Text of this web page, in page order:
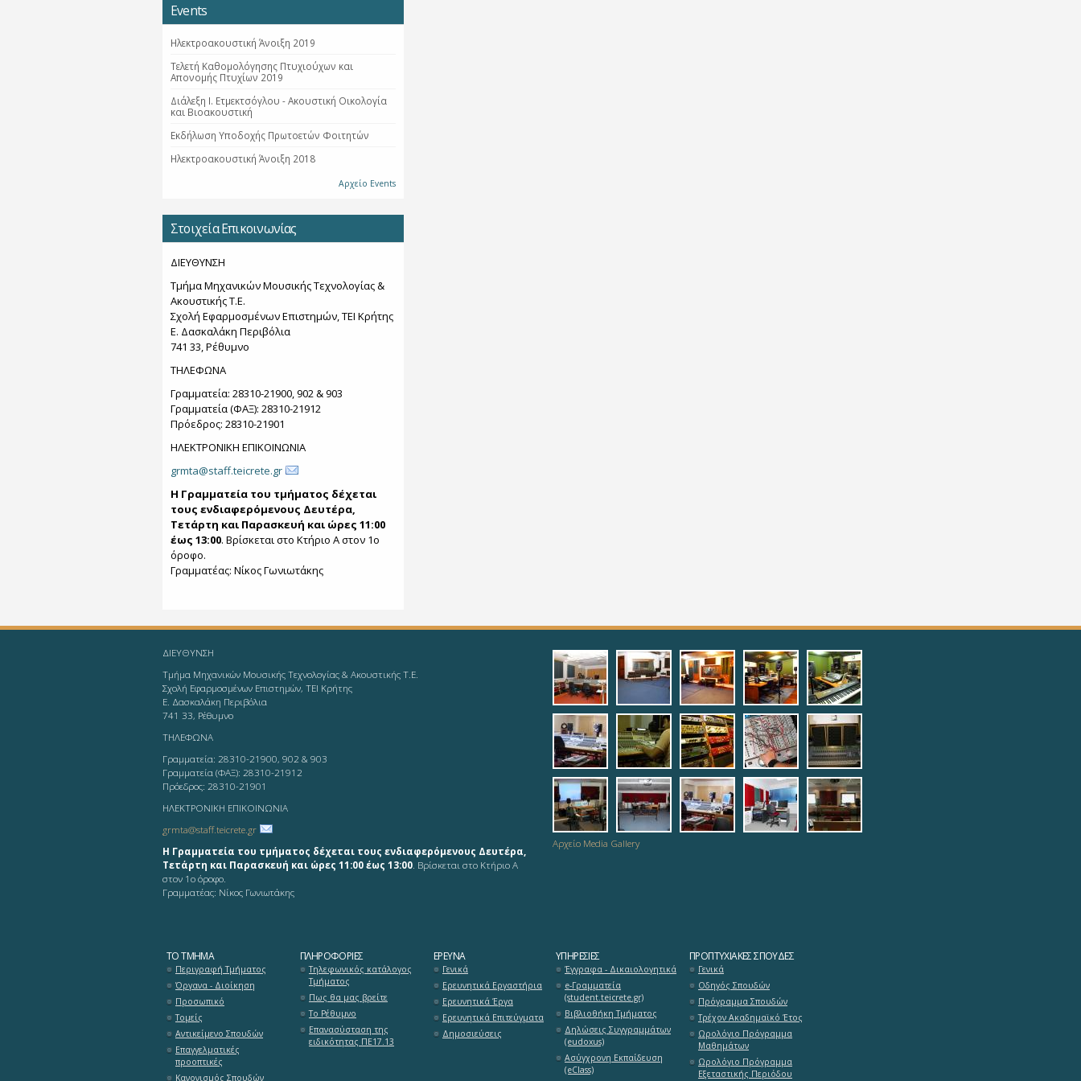
Events
Ηλεκτροακουστική Άνοιξη 2019
Τελετή Καθομολόγησης Πτυχιούχων και
Απονομής Πτυχίων 2019
Διάλεξη Ι. Ετμεκτσόγλου - Ακουστική Οικολογία
και Βιοακουστική
Εκδήλωση Υποδοχής Πρωτοετών Φοιτητών
Ηλεκτροακουστική Άνοιξη 2018
Αρχείο Events
Στοιχεία Επικοινωνίας
ΔΙΕΥΘΥΝΣΗ
Τμήμα Μηχανικών Μουσικής Τεχνολογίας &
Ακουστικής Τ.Ε.
Σχολή Εφαρμοσμένων Επιστημών, ΤΕΙ Κρήτης
Ε. Δασκαλάκη Περιβόλια
741 33, Ρέθυμνο
ΤΗΛΕΦΩΝΑ
Γραμματεία: 28310-21900, 902 & 903
Γραμματεία (ΦΑΞ): 28310-21912
Πρόεδρος: 28310-21901
ΗΛΕΚΤΡΟΝΙΚΗ ΕΠΙΚΟΙΝΩΝΙΑ
grmta@staff.teicrete.gr
Η Γραμματεία του τμήματος δέχεται
τους ενδιαφερόμενους Δευτέρα,
Τετάρτη και Παρασκευή και ώρες 11:00
έως 13:00. Βρίσκεται στο Κτήριο Α στον 1ο
όροφο.
Γραμματέας: Νίκος Γωνιωτάκης
ΔΙΕΥΘΥΝΣΗ
Τμήμα Μηχανικών Μουσικής Τεχνολογίας & Ακουστικής Τ.Ε.
Σχολή Εφαρμοσμένων Επιστημών, ΤΕΙ Κρήτης
Ε. Δασκαλάκη Περιβόλια
741 33, Ρέθυμνο
ΤΗΛΕΦΩΝΑ
Γραμματεία: 28310-21900, 902 & 903
Γραμματεία (ΦΑΞ): 28310-21912
Πρόεδρος: 28310-21901
ΗΛΕΚΤΡΟΝΙΚΗ ΕΠΙΚΟΙΝΩΝΙΑ
grmta@staff.teicrete.gr
Η Γραμματεία του τμήματος δέχεται τους ενδιαφερόμενους Δευτέρα,
Τετάρτη και Παρασκευή και ώρες 11:00 έως 13:00 . Βρίσκεται στο Κτήριο Α
στον 1ο όροφο.
Γραμματέας: Νίκος Γωνιωτάκης
1_analog_studio1.jpg
2_recording_room1.jpg
3_recording_room2.jpg
4_digital_studioprotools1.jpg
6_analog_studio2.jpg
7_working_on_analog_studio.jpg
8_studio_electronic_quipments1.jpg
studio_protools.jpg
mousiki_diadrasi1.jpg
mousiki_diadrasi-lab.jpg
analog_studio_panorama.jpg
mastering.jpgmousiki_diadrasi2.jpg
Αρχείο Media Gallery
ΤΟ ΤΜΉΜΑ
Περιγραφή Τμήματος
Όργανα - Διοίκηση
Προσωπικό
Τομείς
Αντικείμενο Σπουδών
Επαγγελματικές
προοπτικές
Κανονισμός Σπουδών
ΠΛΗΡΟΦΟΡΊΕΣ
Τηλεφωνικός κατάλογος
Τμήματος
Πως θα μας βρείτε
Το Ρέθυμνο
Επανασύσταση της
ειδικότητας ΠΕ17.13
ΈΡΕΥΝΑ
Γενικά
Ερευνητικά Εργαστήρια
Ερευνητικά Έργα
Ερευνητικά Επιτεύγματα
Δημοσιεύσεις
ΥΠΗΡΕΣΊΕΣ
Έγγραφα - Δικαιολογητικά
e-Γραμματεία
(student.teicrete.gr)
Βιβλιοθήκη Τμήματος
Δηλώσεις Συγγραμμάτων
(eudoxus)
Ασύγχρονη Εκπαίδευση
(eClass)
ΠΡΟΠΤΥΧΙΑΚΈΣ ΣΠΟΥΔΈΣ
Γενικά
Οδηγός Σπουδών
Πρόγραμμα Σπουδών
Τρέχον Ακαδημαϊκό Έτος
Ωρολόγιο Πρόγραμμα
Μαθημάτων
Ωρολόγιο Πρόγραμμα
Εξεταστικής Περιόδου